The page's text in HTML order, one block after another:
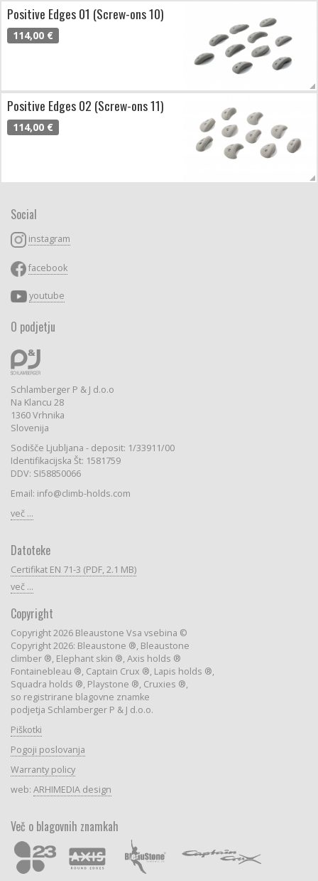
Positive Edges 01 (Screw-ons 10)
114,00 €
Positive Edges 02 (Screw-ons 11)
114,00 €
Social
instagram
facebook
youtube
O podjetju
Schlamberger P & J d.o.o
Na Klancu 28
1360 Vrhnika
Slovenija
Sodišče Ljubljana - deposit: 1/33911/00
Identifikacijska Št: 1581759
DDV: SI58850066
Email: info@climb-holds.com
več ...
Datoteke
Certifikat EN 71-3 (PDF, 2.1 MB)
več ...
Copyright
Copyright 2026 Bleaustone Vsa vsebina ©
Copyright 2026: Bleaustone ®, Bleaustone
climber ®, Elephant skin ®, Axis holds ®
Fontainebleau ®, Captain Crux ®, Lapis holds ®,
Squadra holds ®, Playstone ®, Cruxies ®,
so registrirane blagovne znamke
podjetja Schlamberger P & J d.o.o.
Piškotki
Pogoji poslovanja
Warranty policy
web: ARHIMEDIA design
Več o blagovnih znamkah